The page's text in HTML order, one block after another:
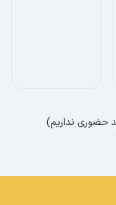
حضوری نداریم)